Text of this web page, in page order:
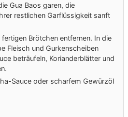
Gua Baos garen, die
restlichen Garflüssigkeit sanft
Brötchen entfernen. In die
Fleisch und Gurkenscheiben
beträufeln, Korianderblätter und
Sauce oder scharfem Gewürzöl